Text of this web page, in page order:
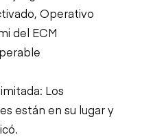
Operativo
del ECM
Los
están en su lugar y